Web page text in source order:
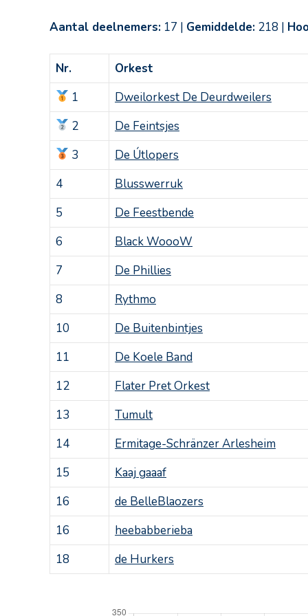
Aantal deelnemers: 17 | Gemiddelde: 218 |
Nr.
Orkest
1
Dweilorkest De Deurdweilers
2
De Feintsjes
3
De Útlopers
4
Blusswerruk
5
De Feestbende
6
Black WoooW
7
De Phillies
8
Rythmo
10
De Buitenbintjes
11
De Koele Band
12
Flater Pret Orkest
13
Tumult
14
Ermitage-Schränzer Arlesheim
15
Kaaj gaaaf
16
de BelleBlaozers
16
heebabberieba
18
de Hurkers